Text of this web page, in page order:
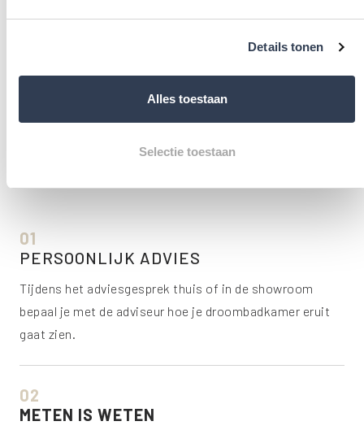
Details tonen
Alles toestaan
Selectie toestaan
in het stadscentrum, Oud-Zuid, Noord, Berkel Enschot,
Reeshof, Udenhout, of daarbuiten woont, het
en achtergelaten. We kijken ernaar uit om jouw
01
PERSOONLIJK ADVIES
Tijdens het adviesgesprek thuis of in de showroom
bepaal je met de adviseur hoe je droombadkamer eruit
gaat zien.
02
METEN IS WETEN